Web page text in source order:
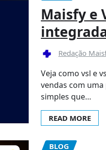
Maisfy e
Redação
Veja como vsl e
vendas com
simples que…
READ MORE
BLOG